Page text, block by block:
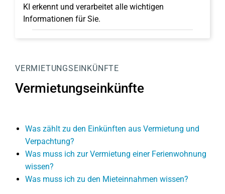
KI erkennt und verarbeitet alle wichtigen
Informationen für Sie.
VERMIETUNGSEINKÜNFTE
Vermietungseinkünfte
Was zählt zu den Einkünften aus Vermietung und
Verpachtung?
Was muss ich zur Vermietung einer Ferienwohnung
wissen?
Was muss ich zu den Mieteinnahmen wissen?